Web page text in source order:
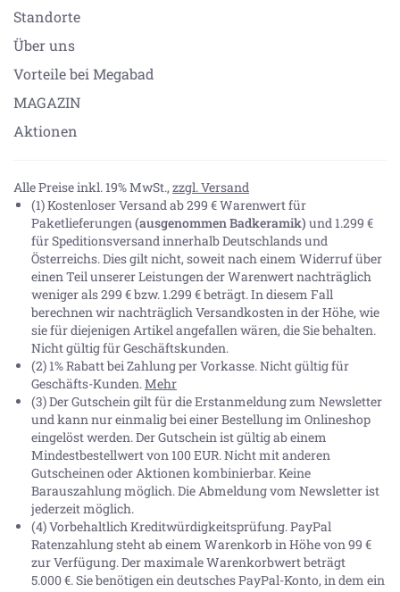
Standorte
Über uns
Vorteile bei Megabad
MAGAZIN
Aktionen
Alle Preise inkl. 19% MwSt., zzgl. Versand
(1) Kostenloser Versand ab 299 € Warenwert für
Paketlieferungen(ausgenommen Badkeramik) und 1.299 €
für Speditionsversand innerhalb Deutschlands und
Österreichs. Dies gilt nicht, soweit nach einem Widerruf über
einen Teil unserer Leistungen der Warenwert nachträglich
weniger als 299 € bzw. 1.299 € beträgt. In diesem Fall
berechnen wir nachträglich Versandkosten in der Höhe, wie
sie für diejenigen Artikel angefallen wären, die Sie behalten.
Nicht gültig für Geschäftskunden.
(2) 1% Rabatt bei Zahlung per Vorkasse. Nicht gültig für
Geschäfts-Kunden.Mehr
(3) Der Gutschein gilt für die Erstanmeldung zum Newsletter
und kann nur einmalig bei einer Bestellung im Onlineshop
eingelöst werden. Der Gutschein ist gültig ab einem
Mindestbestellwert von 100 EUR. Nicht mit anderen
Gutscheinen oder Aktionen kombinierbar. Keine
Barauszahlung möglich. Die Abmeldung vom Newsletter ist
jederzeit möglich.
(4) Vorbehaltlich Kreditwürdigkeitsprüfung. PayPal
Ratenzahlung steht ab einem Warenkorb in Höhe von99 €
zur Verfügung. Der maximale Warenkorbwert beträgt
5.000 €. Sie benötigen ein deutsches PayPal-Konto, in dem ein